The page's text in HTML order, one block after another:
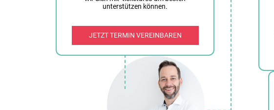
unterstützen können.
JETZT TERMIN VEREINBAREN